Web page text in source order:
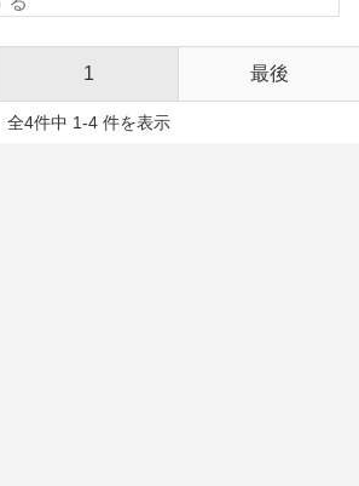
1 最後
全4件中 1-4 件を表示